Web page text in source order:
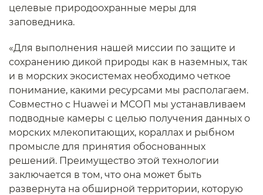
целевые природоохранные меры для
заповедника.
«Для выполнения нашей миссии по защите и
сохранению дикой природы как в наземных, так
и в морских экосистемах необходимо четкое
понимание, какими ресурсами мы располагаем.
Совместно с Huawei и МСОП мы устанавливаем
подводные камеры с целью получения данных о
морских млекопитающих, кораллах и рыбном
промысле для принятия обоснованных
решений. Преимущество этой технологии
заключается в том, что она может быть
развернута на обширной территории, которую